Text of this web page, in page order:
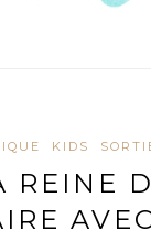
KIDS
REINE